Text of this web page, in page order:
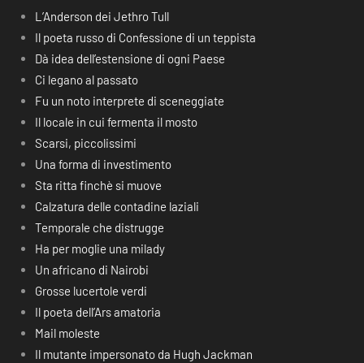
L’Anderson dei Jethro Tull
Il poeta russo di Confessione di un teppista
Dà idea dell’estensione di ogni Paese
Ci legano al passato
Fu un noto interprete di sceneggiate
Il locale in cui fermenta il mosto
Scarsi, piccolissimi
Una forma di investimento
Sta ritta finchè si muove
Calzatura delle contadine laziali
Temporale che distrugge
Ha per moglie una milady
Un africano di Nairobi
Grosse lucertole verdi
Il poeta dell’Ars amatoria
Mail moleste
Il mutante impersonato da Hugh Jackman